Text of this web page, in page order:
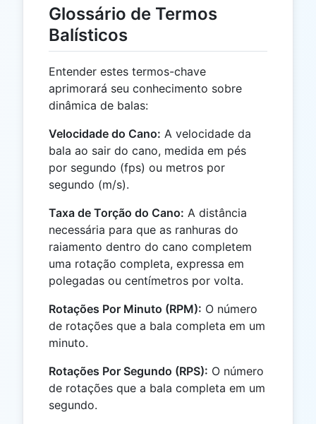
Glossário de Termos
Balísticos
Entender estes termos-chave
aprimorará seu conhecimento sobre
dinâmica de balas:
Velocidade do Cano: A velocidade da
bala ao sair do cano, medida em pés
por segundo (fps) ou metros por
segundo (m/s).
Taxa de Torção do Cano: A distância
necessária para que as ranhuras do
raiamento dentro do cano completem
uma rotação completa, expressa em
polegadas ou centímetros por volta.
Rotações Por Minuto (RPM): O número
de rotações que a bala completa em um
minuto.
Rotações Por Segundo (RPS): O número
de rotações que a bala completa em um
segundo.